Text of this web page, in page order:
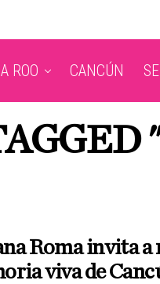
ROO CANCÚN
Roma invita a
viva de